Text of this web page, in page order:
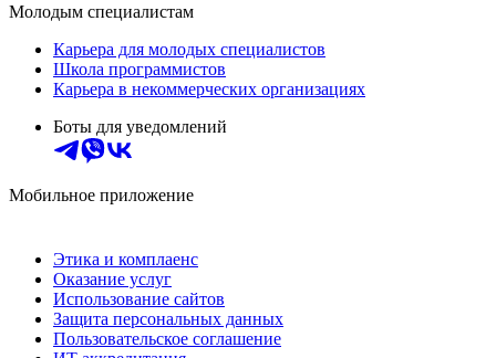
Молодым специалистам
Карьера для молодых специалистов
Школа программистов
Карьера в некоммерческих организациях
Боты для уведомлений
Мобильное приложение
Этика и комплаенс
Оказание услуг
Использование сайтов
Защита персональных данных
Пользовательское соглашение